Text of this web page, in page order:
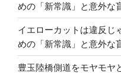
めの「新常識」と意外な
イエローカットは違反じ
めの「新常識」と意外な
豊玉陸橋側道をモヤモヤ